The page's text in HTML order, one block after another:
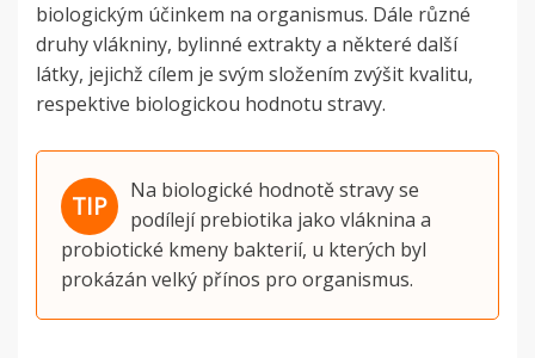
biologickým účinkem na organismus. Dále různé
druhy vlákniny, bylinné extrakty a některé další
látky, jejichž cílem je svým složením zvýšit kvalitu,
respektive biologickou hodnotu stravy.
Na biologické hodnotě stravy se
podílejí prebiotika jako vláknina a
probiotické kmeny bakterií, u kterých byl
prokázán velký přínos pro organismus.